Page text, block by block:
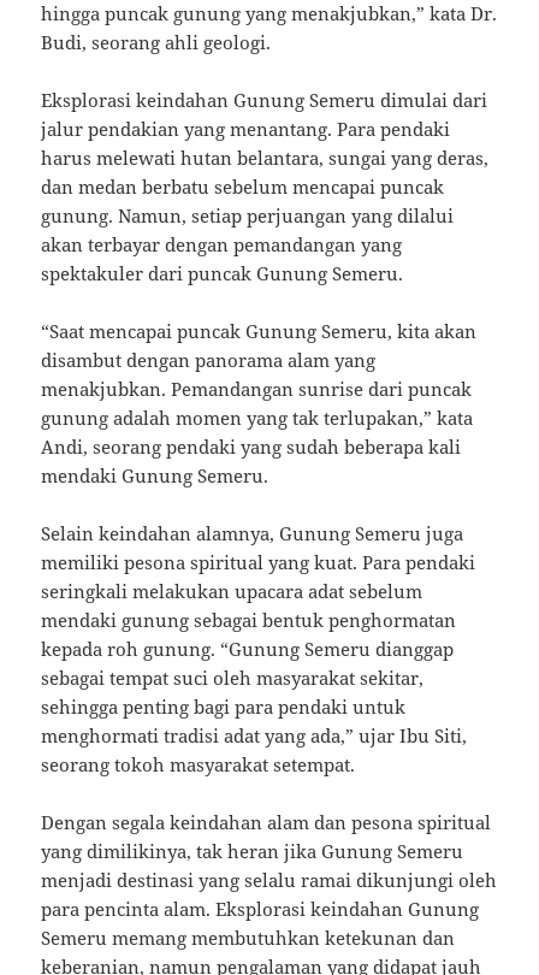
hingga puncak gunung yang menakjubkan,” kata Dr.
Budi, seorang ahli geologi.
Eksplorasi keindahan Gunung Semeru dimulai dari
jalur pendakian yang menantang. Para pendaki
harus melewati hutan belantara, sungai yang deras,
dan medan berbatu sebelum mencapai puncak
gunung. Namun, setiap perjuangan yang dilalui
akan terbayar dengan pemandangan yang
spektakuler dari puncak Gunung Semeru.
“Saat mencapai puncak Gunung Semeru, kita akan
disambut dengan panorama alam yang
menakjubkan. Pemandangan sunrise dari puncak
gunung adalah momen yang tak terlupakan,” kata
Andi, seorang pendaki yang sudah beberapa kali
mendaki Gunung Semeru.
Selain keindahan alamnya, Gunung Semeru juga
memiliki pesona spiritual yang kuat. Para pendaki
seringkali melakukan upacara adat sebelum
mendaki gunung sebagai bentuk penghormatan
kepada roh gunung. “Gunung Semeru dianggap
sebagai tempat suci oleh masyarakat sekitar,
sehingga penting bagi para pendaki untuk
menghormati tradisi adat yang ada,” ujar Ibu Siti,
seorang tokoh masyarakat setempat.
Dengan segala keindahan alam dan pesona spiritual
yang dimilikinya, tak heran jika Gunung Semeru
menjadi destinasi yang selalu ramai dikunjungi oleh
para pencinta alam. Eksplorasi keindahan Gunung
Semeru memang membutuhkan ketekunan dan
keberanian, namun pengalaman yang didapat jauh